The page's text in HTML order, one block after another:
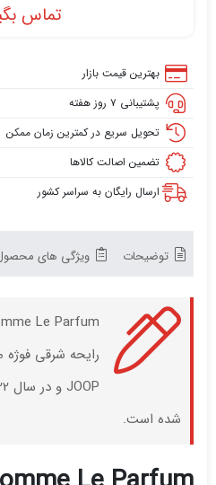
تماس
بهترین قیمت بازار
پشتیبانی ۷ روز هفته
تحویل سریع در کمترین زمان ممکن
تضمین اصالت کالاها
ارسال رایگان به سراسر کشور
توضیحات ویژگی های
رایحه شرقی
شده است.